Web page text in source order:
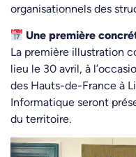
organisationnels des
Une première
La première illustration
lieu le 30 avril, à
des Hauts-de-France à
Informatique seront
du territoire.